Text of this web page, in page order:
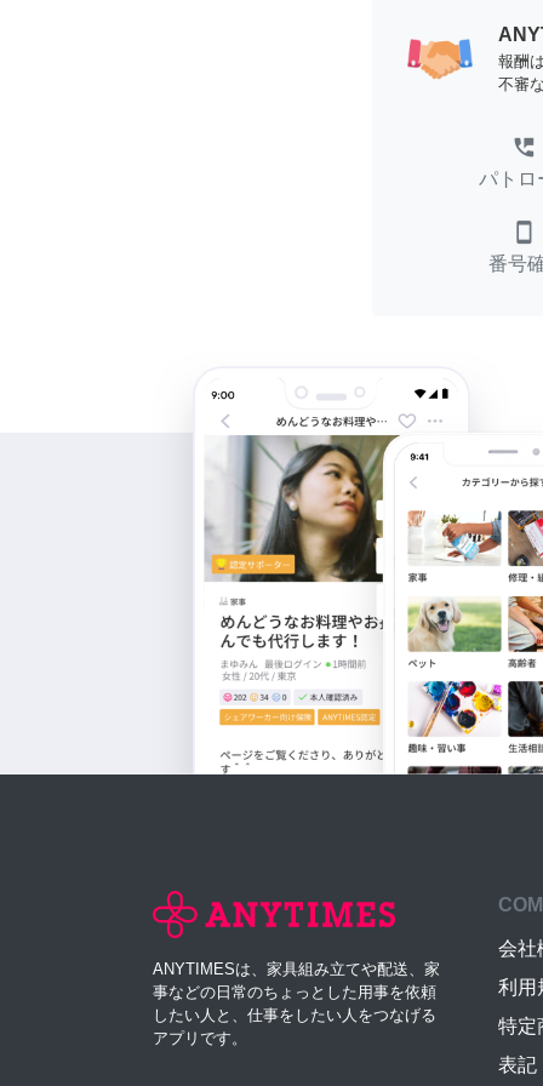
報酬
不審
perm_phone_msg
パトロ
smartphone
番号
ANYTIMESは、家具組み立てや配送、家
事などの日常のちょっとした用事を依頼
したい人と、仕事をしたい人をつなげる
アプリです。
会社
利用
特定
表記